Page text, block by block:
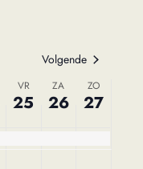
Volgende
VR
25
ZA
26
ZO
27